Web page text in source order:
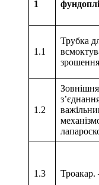
1
1
1.1
Трубка
1.2
1.3 Троакар.